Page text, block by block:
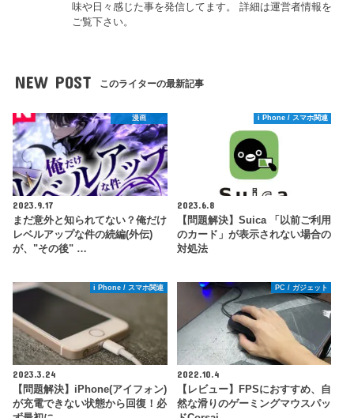
味や日々感じた事を発信してます。 詳細は運営者情報を
ご覧下さい。
NEW POST このライターの最新記事
漫画
2023.9.17
まだ意外と知られてない？俺だけ
レベルアップな件の続編(外伝)
が、"その後" …
i Phone / スマホ関連
2023.6.8
【問題解決】Suica 「以前ご利用
のカード」が表示されない場合の
対処法
i Phone / スマホ関連
2023.3.24
【問題解決】iPhone(アイフォン)
が充電できない状態から回復！必
PC / ガジェット
2022.10.4
【レビュー】FPSにおすすめ、自
然な滑りのゲーミングマウスパッ